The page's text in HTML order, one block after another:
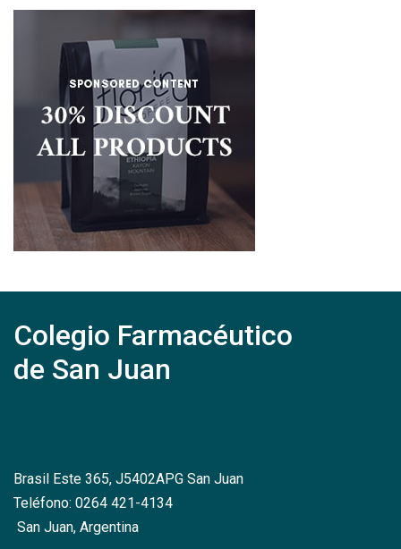
Colegio Farmacéutico
de San Juan
Brasil Este 365, J5402APG San Juan
Teléfono: 0264 421-4134
San Juan, Argentina